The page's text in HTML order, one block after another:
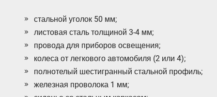
стальной уголок 50 мм;
листовая сталь толщиной 3-4 мм;
провода для приборов освещения;
колеса от легкового автомобиля (2 или 4);
полнотелый шестигранный стальной профиль;
железная проволока 1 мм;